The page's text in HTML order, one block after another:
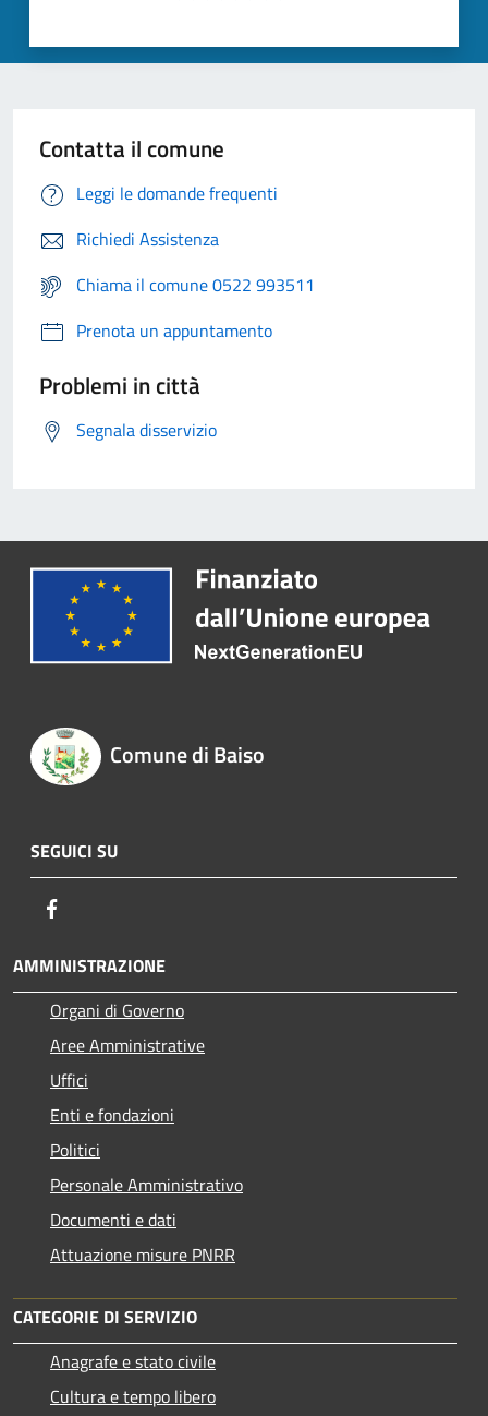
Contatta il comune
Leggi le domande frequenti
Richiedi Assistenza
Chiama il comune 0522 993511
Prenota un appuntamento
Problemi in città
Segnala disservizio
Comune di Baiso
SEGUICI SU
AMMINISTRAZIONE
Organi di Governo
Aree Amministrative
Uffici
Enti e fondazioni
Politici
Personale Amministrativo
Documenti e dati
Attuazione misure PNRR
CATEGORIE DI SERVIZIO
Anagrafe e stato civile
Cultura e tempo libero